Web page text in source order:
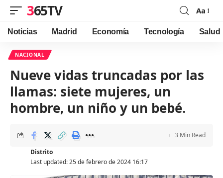
365TV
Font
Resizer
Aa
Noticias Madrid Economía Tecnología Salud
NACIONAL
Nueve vidas truncadas por las
llamas: siete mujeres, un
hombre, un niño y un bebé.
Last updated: 25 de febrero de 2024 16:17
Distrito
3 Min Read